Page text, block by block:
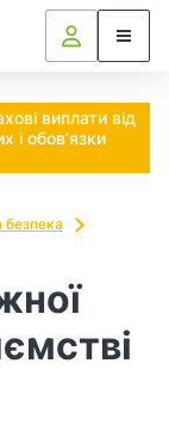
виплати від
і обов’язки